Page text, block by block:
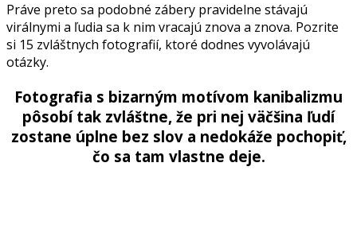
Práve preto sa podobné zábery pravidelne stávajú
virálnymi a ľudia sa k nim vracajú znova a znova. Pozrite
si 15 zvláštnych fotografií, ktoré dodnes vyvolávajú
otázky.
Fotografia s bizarným motívom kanibalizmu
pôsobí tak zvláštne, že pri nej väčšina ľudí
zostane úplne bez slov a nedokáže pochopiť,
čo sa tam vlastne deje.